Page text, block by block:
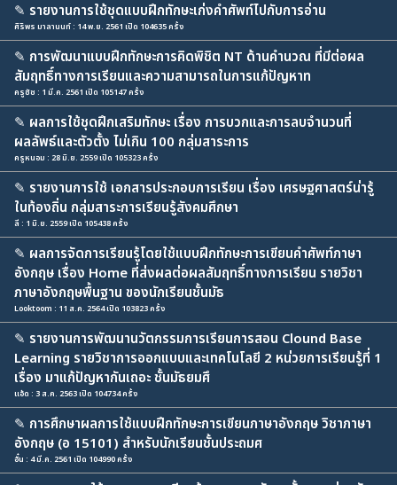
✎ รายงานการใช้ชุดแบบฝึกทักษะเก่งคำศัพท์ไปกับการอ่าน
ศิริพร มาลานนท์ : 14 พ.ย. 2561 เปิด 104635 ครั้ง
✎ การพัฒนาแบบฝึกทักษะการคิดพิชิต NT ด้านคำนวณ ที่มีต่อผล
สัมฤทธิ์ทางการเรียนและความสามารถในการแก้ปัญหาท
ครูชัช : 1 มี.ค. 2561 เปิด 105147 ครั้ง
✎ ผลการใช้ชุดฝึกเสริมทักษะ เรื่อง การบวกและการลบจำนวนที่
ผลลัพธ์และตัวตั้ง ไม่เกิน 100 กลุ่มสาระการ
ครูหนอม : 28 มิ.ย. 2559 เปิด 105323 ครั้ง
✎ รายงานการใช้ เอกสารประกอบการเรียน เรื่อง เศรษฐศาสตร์น่ารู้
ในท้องถิ่น กลุ่มสาระการเรียนรู้สังคมศึกษา
ลี : 1 มิ.ย. 2559 เปิด 105438 ครั้ง
✎ ผลการจัดการเรียนรู้โดยใช้แบบฝึกทักษะการเขียนคำศัพท์ภาษา
อังกฤษ เรื่อง Home ที่ส่งผลต่อผลสัมฤทธิ์ทางการเรียน รายวิชา
ภาษาอังกฤษพื้นฐาน ของนักเรียนชั้นมัธ
Looktoom : 11 ส.ค. 2564 เปิด 103823 ครั้ง
✎ รายงานการพัฒนานวัตกรรมการเรียนการสอน Clound Base
Learning รายวิชาการออกแบบและเทคโนโลยี 2 หน่วยการเรียนรู้ที่ 1
เรื่อง มาแก้ปัญหากันเถอะ ชั้นมัธยมศึ
แอ้ด : 3 ส.ค. 2563 เปิด 104734 ครั้ง
✎ การศึกษาผลการใช้แบบฝึกทักษะการเขียนภาษาอังกฤษ วิชาภาษา
อังกฤษ (อ 15101) สำหรับนักเรียนชั้นประถมศ
อั๋น : 4 มี.ค. 2561 เปิด 104990 ครั้ง